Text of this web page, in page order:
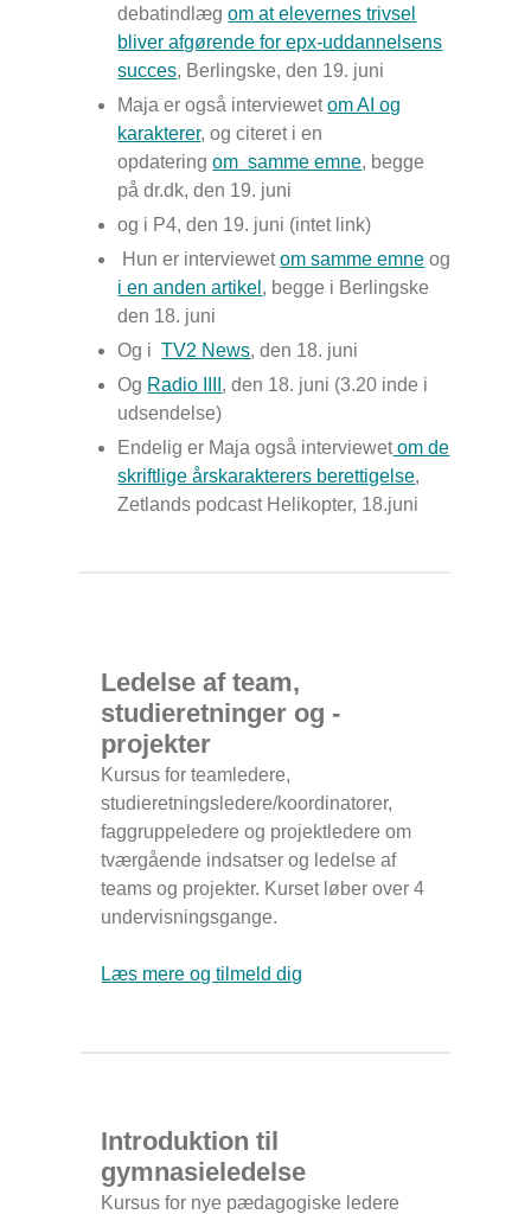
debatindlægom at elevernes trivsel
bliver afgørende for epx-uddannelsens
succes, Berlingske,den 19. juni
Maja er også interviewetom AI og
karakterer, og citeret i en
opdateringom samme emne, begge
pådr.dk, den 19. juni
og i P4, den 19. juni (intet link)
Hun er interviewetom samme emne og
i en anden artikel , begge i Berlingske
den 18. juni
Og iTV2 News, den 18. juni
Og Radio IIII , den 18. juni (3.20 inde i
udsendelse)
Endelig er Maja også interviewetom de
skriftlige årskarakterers berettigelse,
Zetlands podcast Helikopter, 18.juni
Ledelse af team,
studieretninger og -
projekter
Kursus for teamledere,
studieretningsledere/koordinatorer,
faggruppeledere og projektledere om
tværgående indsatser og ledelse af
teams og projekter. Kurset løber over 4
undervisningsgange.
Læs mere og tilmeld dig
Introduktion til
gymnasieledelse
Kursus for nye pædagogiske ledere